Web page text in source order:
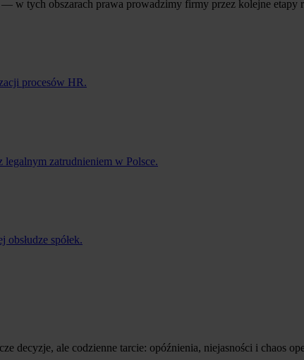
w tych obszarach prawa prowadzimy firmy przez kolejne etapy
procesów HR.
zatrudnieniem w Polsce.
spółek.
decyzje, ale codzienne tarcie: opóźnienia, niejasności i chaos